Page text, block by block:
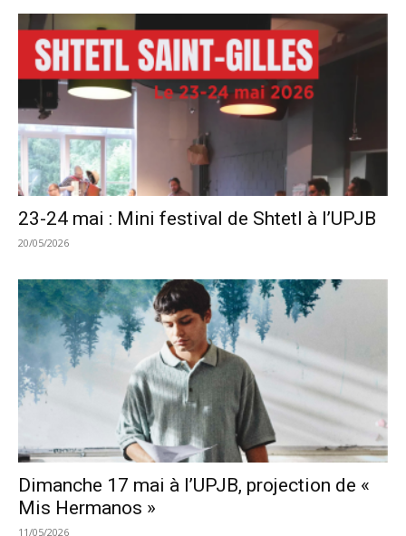
23-24 mai : Mini festival de Shtetl à l’UPJB
20/05/2026
Dimanche 17 mai à l’UPJB, projection de «
Mis Hermanos »
11/05/2026